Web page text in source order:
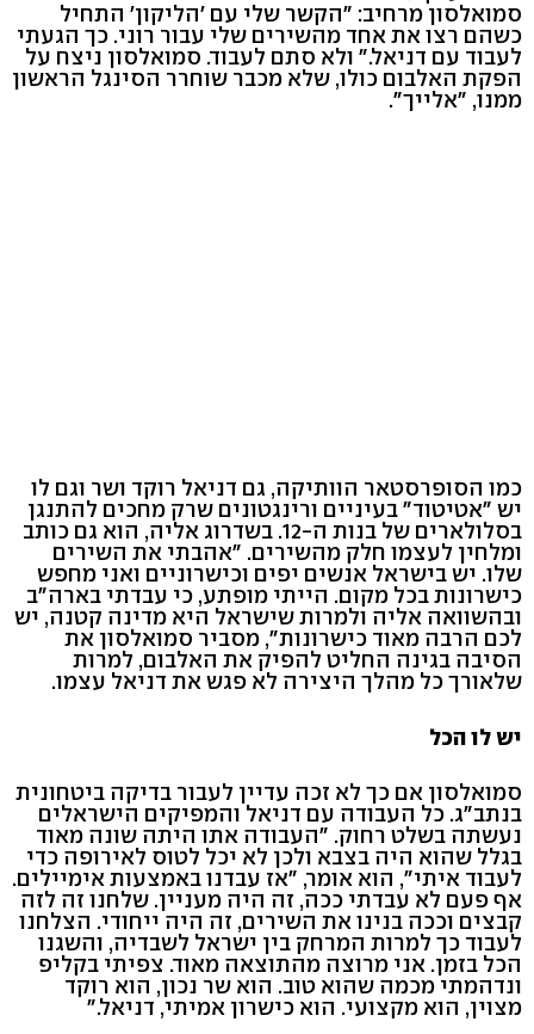
סמואלסון מרחיב: "הקשר שלי עם 'הליקון' התחיל
כשהם רצו את אחד מהשירים שלי עבור רוני. כך הגעתי
לעבוד עם דניאל." ולא סתם לעבוד. סמואלסון ניצח על
הפקת האלבום כולו, שלא מכבר שוחרר הסינגל הראשון
ממנו, "אלייך".
כמו הסופרסטאר הוותיקה, גם דניאל רוקד ושר וגם לו
יש "אטיטוד" בעיניים ורינגטונים שרק מחכים להתנגן
בסלולארים של בנות ה-12. בשדרוג אליה, הוא גם כותב
ומלחין לעצמו חלק מהשירים. "אהבתי את השירים
שלו. יש בישראל אנשים יפים וכישרוניים ואני מחפש
כישרונות בכל מקום. הייתי מופתע, כי עבדתי בארה"ב
ובהשוואה אליה ולמרות שישראל היא מדינה קטנה, יש
לכם הרבה מאוד כישרונות", מסביר סמואלסון את
הסיבה בגינה החליט להפיק את האלבום, למרות
שלאורך כל מהלך היצירה לא פגש את דניאל עצמו.
יש לו הכל
סמואלסון אם כך לא זכה עדיין לעבור בדיקה ביטחונית
בנתב"ג. כל העבודה עם דניאל והמפיקים הישראלים
נעשתה בשלט רחוק. "העבודה אתו היתה שונה מאוד
בגלל שהוא היה בצבא ולכן לא יכל לטוס לאירופה כדי
לעבוד איתי", הוא אומר, "אז עבדנו באמצעות אימיילים.
אף פעם לא עבדתי ככה, זה היה מעניין. שלחנו זה לזה
קבצים וככה בנינו את השירים, זה היה ייחודי. הצלחנו
לעבוד כך למרות המרחק בין ישראל לשבדיה, והשגנו
הכל בזמן. אני מרוצה מהתוצאה מאוד. צפיתי בקליפ
ונדהמתי מכמה שהוא טוב. הוא שר נכון, הוא רוקד
מצוין, הוא מקצועי. הוא כישרון אמיתי, דניאל."